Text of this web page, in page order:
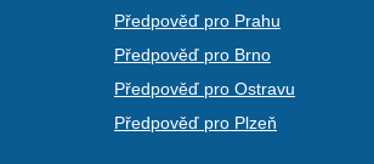
Předpověď pro Prahu
Předpověď pro Brno
Předpověď pro Ostravu
Předpověď pro Plzeň